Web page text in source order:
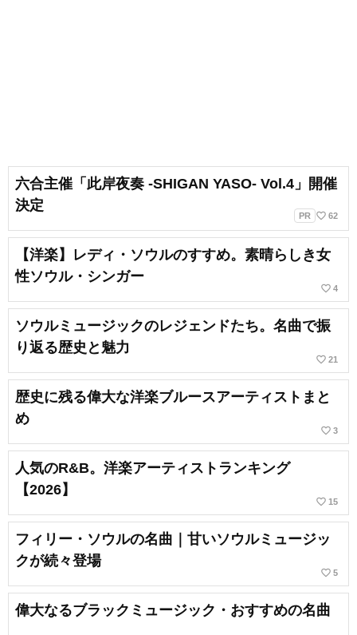
六合主催「此岸夜奏 -SHIGAN YASO- Vol.4」開催
決定
PR favorite_border 62
【洋楽】レディ・ソウルのすすめ。素晴らしき女
性ソウル・シンガー
favorite_border 4
ソウルミュージックのレジェンドたち。名曲で振
り返る歴史と魅力
favorite_border 21
歴史に残る偉大な洋楽ブルースアーティストまと
め
favorite_border 3
人気のR&B。洋楽アーティストランキング
【2026】
favorite_border 15
フィリー・ソウルの名曲｜甘いソウルミュージッ
クが続々登場
favorite_border 5
偉大なるブラックミュージック・おすすめの名曲